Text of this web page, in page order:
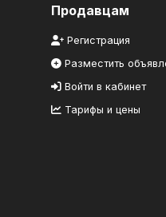
Продавцам
Регистрация
Разместить
Войти в кабинет
Тарифы и цены